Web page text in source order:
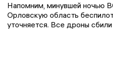
Напомним, минувшей ночью
Орловскую область
уточняется. Все дроны